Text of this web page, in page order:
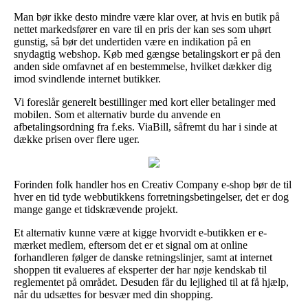
Man bør ikke desto mindre være klar over, at hvis en butik på
nettet markedsfører en vare til en pris der kan ses som uhørt
gunstig, så bør det undertiden være en indikation på en
snydagtig webshop. Køb med gængse betalingskort er på den
anden side omfavnet af en bestemmelse, hvilket dækker dig
imod svindlende internet butikker.
Vi foreslår generelt bestillinger med kort eller betalinger med
mobilen. Som et alternativ burde du anvende en
afbetalingsordning fra f.eks. ViaBill, såfremt du har i sinde at
dække prisen over flere uger.
Forinden folk handler hos en Creativ Company e-shop bør de til
hver en tid tyde webbutikkens forretningsbetingelser, det er dog
mange gange et tidskrævende projekt.
Et alternativ kunne være at kigge hvorvidt e-butikken er e-
mærket medlem, eftersom det er et signal om at online
forhandleren følger de danske retningslinjer, samt at internet
shoppen tit evalueres af eksperter der har nøje kendskab til
reglementet på området. Desuden får du lejlighed til at få hjælp,
når du udsættes for besvær med din shopping.